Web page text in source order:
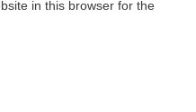
in this browser for the